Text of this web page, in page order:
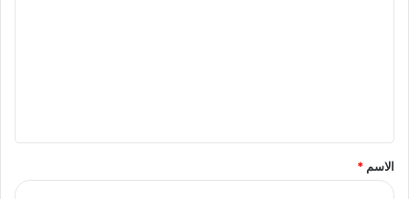
ق
*
الاسم *